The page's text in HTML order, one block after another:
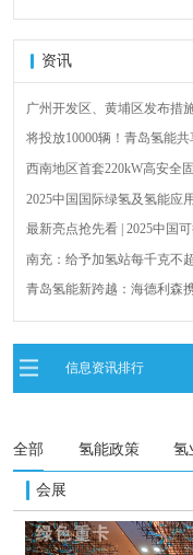
资讯
广州开发区、黄埔区发布措
将投放10000辆！青岛氢能
西南地区首套220kW高安全
2025中国国际绿氢及氢能应
最新亮点抢先看 | 2025中国
南充：给予加氢站每千克不
青岛氢能新跨越：海德利森
全球首台套！240吨氢能矿
荷兰氢能产业联盟到访天德
信息资讯排行
全部 氢能政策 氢
会展